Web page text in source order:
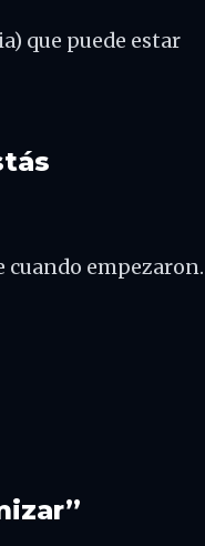
que puede estar
empezaron.